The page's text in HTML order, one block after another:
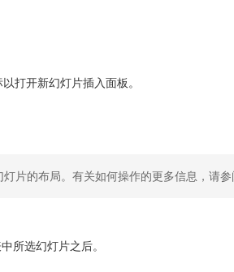
以打开新幻灯片插入面板。
片的布局。有关如何操作的更多信息，请
所选幻灯片之后。